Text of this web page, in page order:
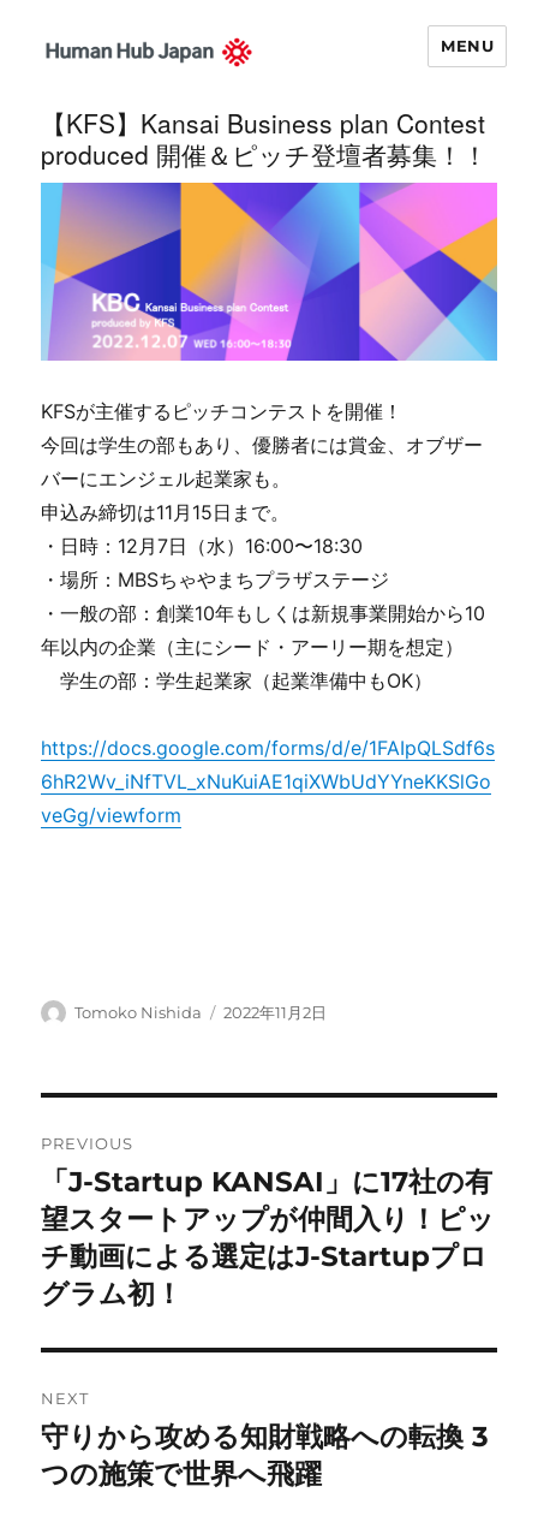
Japan – 関西イ
ノベーション・
ナビゲータ
MENU
【KFS】Kansai Business plan Contest
produced 開催＆ピッチ登壇者募集！！
KFSが主催するピッチコンテストを開催！
今回は学生の部もあり、優勝者には賞金、オブザー
バーにエンジェル起業家も。
申込み締切は11月15日まで。
・日時：12月7日（水）16:00〜18:30
・場所：MBSちゃやまちプラザステージ
・一般の部：創業10年もしくは新規事業開始から10
年以内の企業（主にシード・アーリー期を想定）
学生の部：学生起業家（起業準備中もOK）
https://docs.google.com/forms/d/e/1FAIpQLSdf6s
6hR2Wv_iNfTVL_xNuKuiAE1qiXWbUdYYneKKSlGo
veGg/viewform
Author
Tomoko Nishida
Posted
2022年11月2日
navigation
PREVIOUS
Previous
post:
「J-Startup KANSAI」に17社の有
望スタートアップが仲間入り！ピッ
チ動画による選定はJ-Startupプロ
グラム初！
NEXT
Next
post:
守りから攻める知財戦略への転換 3
つの施策で世界へ飛躍